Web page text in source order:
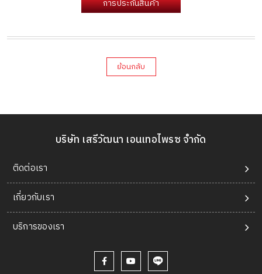
การประกันสินค้า
ย้อนกลับ
บริษัท เสรีวัฒนา เอนเทอไพรซ จำกัด
ติดต่อเรา
เกี่ยวกับเรา
บริการของเรา